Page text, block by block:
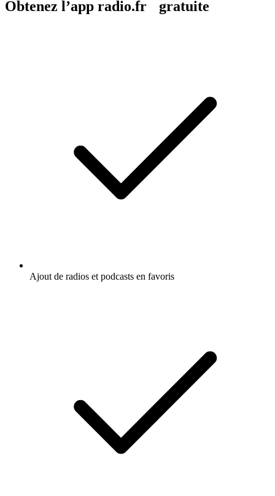
Obtenez l’app radio.fr gratuite
Ajout de radios et podcasts en favoris